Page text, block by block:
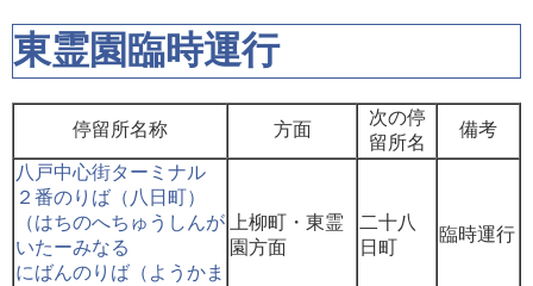
東霊園臨時運行
停留所名称 方面
次の停
留所名
備考
八戸中心街ターミナル
２番のりば（八日町）
（はちのへちゅうしんが
いたーみなる
にばんのりば（ようかま
上柳町・東霊
園方面
二十八
日町
臨時運行